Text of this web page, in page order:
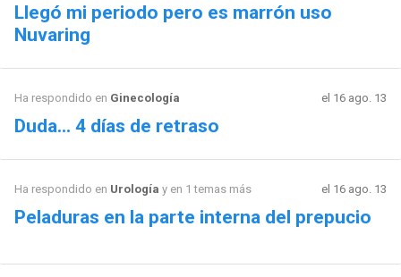
Llegó mi periodo pero es marrón uso
Nuvaring
Ha respondido en Ginecología el 16 ago. 13
Duda... 4 días de retraso
Ha respondido en Urología y en 1 temas más el 16 ago. 13
Peladuras en la parte interna del prepucio